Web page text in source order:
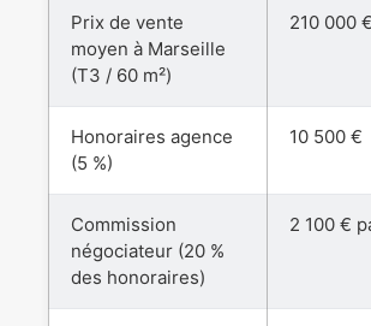
Prix de vente
moyen à Marseille
(T3 / 60 m²)
210 000 €
Honoraires agence
(5 %)
10 500 €
Commission
négociateur (20 %
des honoraires)
2 100 €